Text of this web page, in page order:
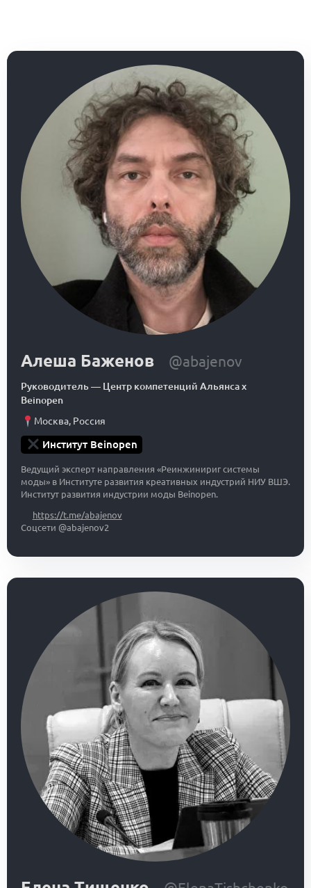
Алеша Баженов @abajenov
Руководитель— Центр компетенций Альянса x
Beinopen
Москва, Россия
Институт Beinopen
Ведущий эксперт направления «Реинжинириг системы
моды» в Институте развития креативных индустрий НИУ ВШЭ.
Институт развития индустрии моды Beinopen.
https://t.me/abajenov
Соцсети @abajenov2